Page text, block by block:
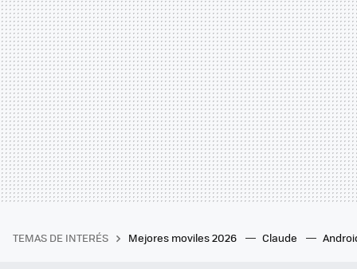
TEMAS DE INTERÉS Mejores moviles 2026 Claude